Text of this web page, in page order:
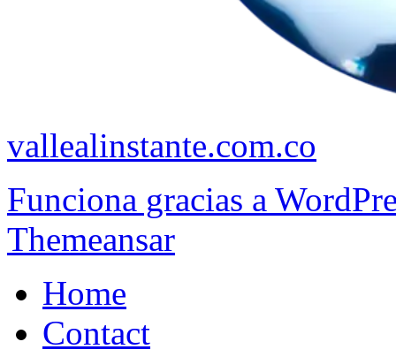
vallealinstante.com.co
Funciona gracias a
Themeansar
Home
Contact